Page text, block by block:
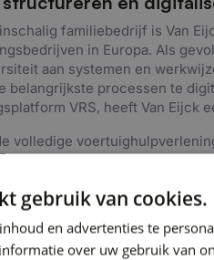
familiebedrijf is Van
in Europa. Als
aan systemen en
belangrijkste processen te
VRS, heeft Van Eijck
volledige
de digitale
medewerkers en
van de gegevens die bij
volledig papierloze digitale
gebruik van cookies.
en advertenties te
over uw gebruik van